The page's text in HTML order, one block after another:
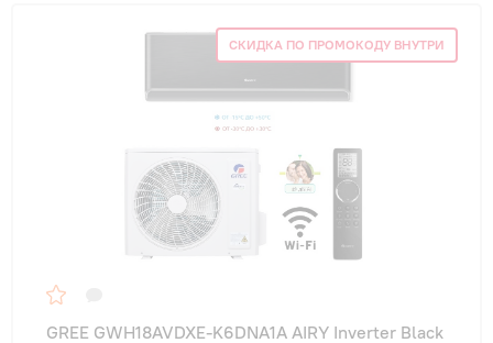
СКИДКА ПО ПРОМОКОДУ ВНУТРИ
GREE GWH18AVDXE-K6DNA1A AIRY Inverter Black